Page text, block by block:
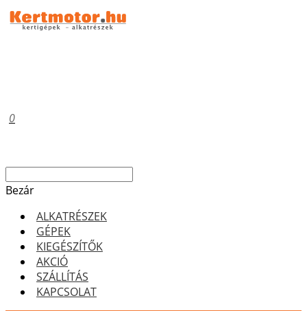
0
Bezár
ALKATRÉSZEK
GÉPEK
KIEGÉSZÍTŐK
AKCIÓ
SZÁLLÍTÁS
KAPCSOLAT